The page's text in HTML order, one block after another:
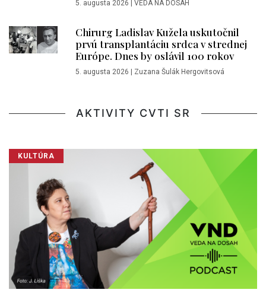
5. augusta 2026 VEDA NA DOSAH
Chirurg Ladislav Kužela uskutočnil
prvú transplantáciu srdca v strednej
Európe. Dnes by oslávil 100 rokov
5. augusta 2026 | Zuzana Šulák Hergovitsová
AKTIVITY CVTI SR
KULTÚRA